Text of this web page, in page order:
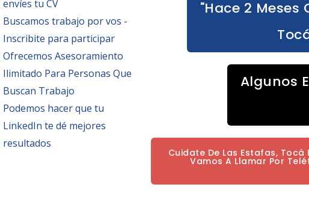
envíes tu CV
Buscamos trabajo por vos -
Inscribite para participar
Ofrecemos Asesoramiento
Ilimitado Para Personas Que
Buscan Trabajo
Podemos hacer que tu
LinkedIn te dé mejores
resultados
"Hace 2 Meses
Algunos
Cuidate De Las Estafas, Tocá
Vamos A Llamar Por